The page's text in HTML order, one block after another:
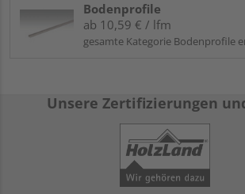
Bodenprofile
ab 10,59 € / lfm
gesamte Kategorie Bodenprofile
Unsere Zertifizierungen